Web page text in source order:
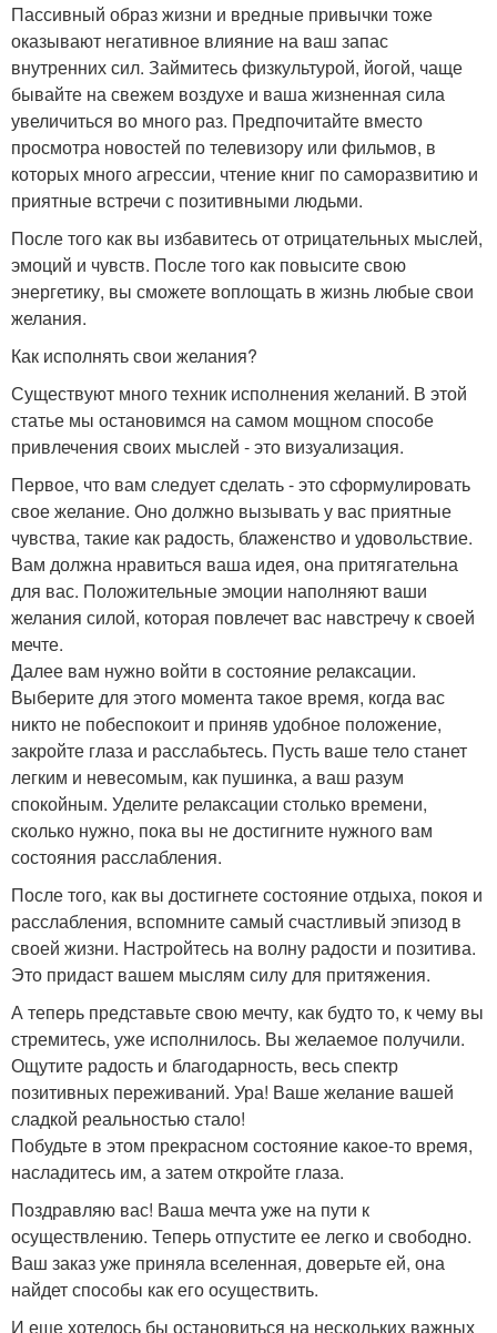
Пассивный образ жизни и вредные привычки тоже
оказывают негативное влияние на ваш запас
внутренних сил. Займитесь физкультурой, йогой, чаще
бывайте на свежем воздухе и ваша жизненная сила
увеличиться во много раз. Предпочитайте вместо
просмотра новостей по телевизору или фильмов, в
которых много агрессии, чтение книг по саморазвитию и
приятные встречи с позитивными людьми.
После того как вы избавитесь от отрицательных мыслей,
эмоций и чувств. После того как повысите свою
энергетику, вы сможете воплощать в жизнь любые свои
желания.
Как исполнять свои желания?
Существуют много техник исполнения желаний. В этой
статье мы остановимся на самом мощном способе
привлечения своих мыслей - это визуализация.
Первое, что вам следует сделать - это сформулировать
свое желание. Оно должно вызывать у вас приятные
чувства, такие как радость, блаженство и удовольствие.
Вам должна нравиться ваша идея, она притягательна
для вас. Положительные эмоции наполняют ваши
желания силой, которая повлечет вас навстречу к своей
мечте.
Далее вам нужно войти в состояние релаксации.
Выберите для этого момента такое время, когда вас
никто не побеспокоит и приняв удобное положение,
закройте глаза и расслабьтесь. Пусть ваше тело станет
легким и невесомым, как пушинка, а ваш разум
спокойным. Уделите релаксации столько времени,
сколько нужно, пока вы не достигните нужного вам
состояния расслабления.
После того, как вы достигнете состояние отдыха, покоя и
расслабления, вспомните самый счастливый эпизод в
своей жизни. Настройтесь на волну радости и позитива.
Это придаст вашем мыслям силу для притяжения.
А теперь представьте свою мечту, как будто то, к чему вы
стремитесь, уже исполнилось. Вы желаемое получили.
Ощутите радость и благодарность, весь спектр
позитивных переживаний. Ура! Ваше желание вашей
сладкой реальностью стало!
Побудьте в этом прекрасном состояние какое-то время,
насладитесь им, а затем откройте глаза.
Поздравляю вас! Ваша мечта уже на пути к
осуществлению. Теперь отпустите ее легко и свободно.
Ваш заказ уже приняла вселенная, доверьте ей, она
найдет способы как его осуществить.
И еще хотелось бы остановиться на нескольких важных